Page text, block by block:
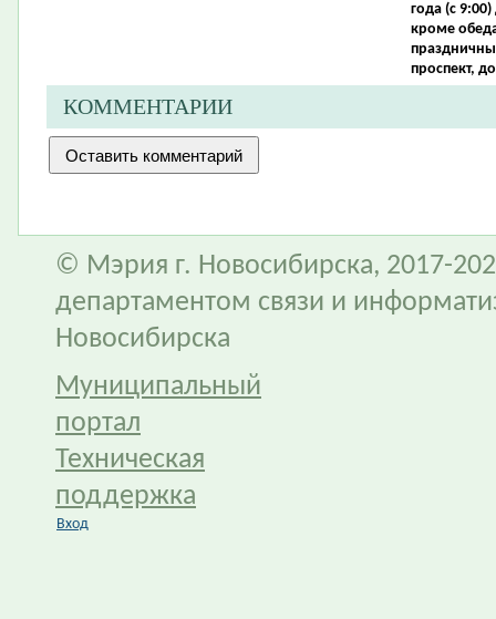
года (с
кроме
проспект,
КОММЕНТАРИИ
© Мэрия г. Новосибирска, 2017-
департаментом связи и
Новосибирска
Муниципальный
портал
Техническая
поддержка
Вход